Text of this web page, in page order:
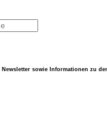
sowie Informationen zu